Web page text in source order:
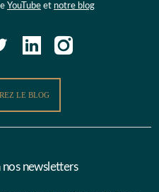
YouTube et notre blog
LE BLOG
nos newsletters